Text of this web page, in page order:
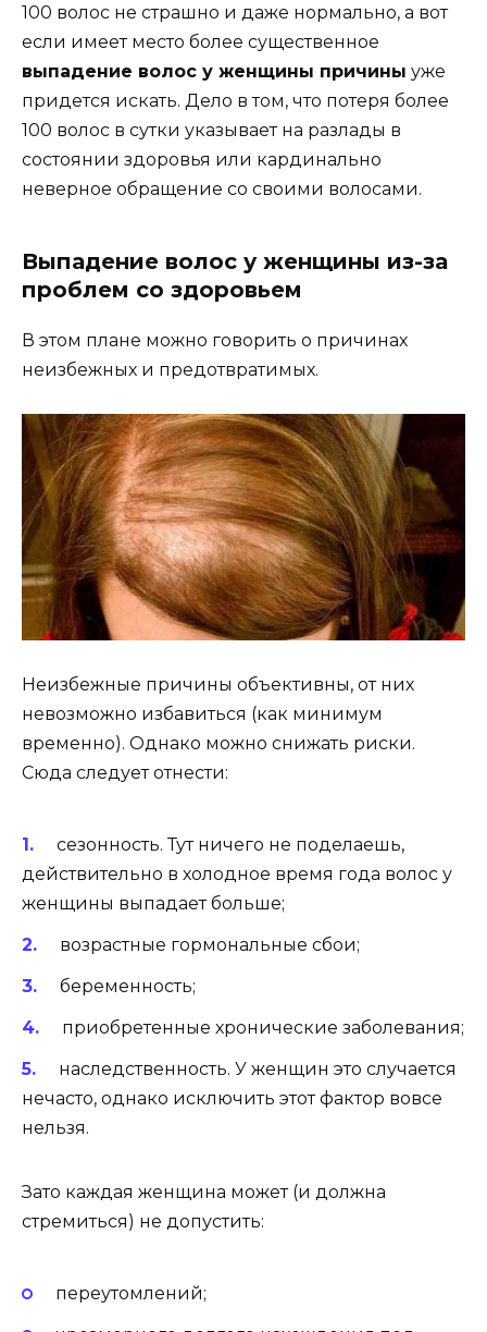
100 волос не страшно и даже нормально, а вот
если имеет место более существенное
выпадение волос у женщины причины уже
придется искать. Дело в том, что потеря более
100 волос в сутки указывает на разлады в
состоянии здоровья или кардинально
неверное обращение со своими волосами.
Выпадение волос у женщины из-за
проблем со здоровьем
В этом плане можно говорить о причинах
неизбежных и предотвратимых.
Неизбежные причины объективны, от них
невозможно избавиться (как минимум
временно). Однако можно снижать риски.
Сюда следует отнести:
сезонность. Тут ничего не поделаешь,
действительно в холодное время года волос у
женщины выпадает больше;
возрастные гормональные сбои;
беременность;
приобретенные хронические заболевания;
наследственность. У женщин это случается
нечасто, однако исключить этот фактор вовсе
нельзя.
Зато каждая женщина может (и должна
стремиться) не допустить:
переутомлений;